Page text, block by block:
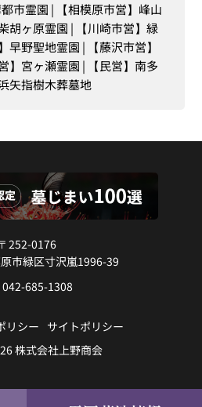
市霊園
【相模原市営】峰山
胡ヶ原霊園
【川崎市営】緑
早野聖地霊園
【藤沢市営】
】宮ヶ瀬霊園
【民営】南多
矢指樹木葬墓地
252-0176
市緑区寸沢嵐1996-39
042-685-1308
リシー サイトポリシー
株式会社上野商会